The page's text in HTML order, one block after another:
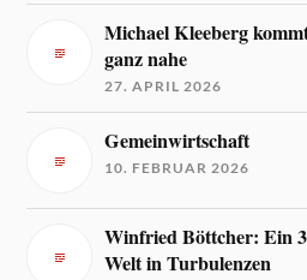
Michael Kleeberg
ganz nahe
27. APRIL 2026
Gemeinwirtschaft
10. FEBRUAR 2026
Winfried Böttcher: Ein
Welt in Turbulenzen